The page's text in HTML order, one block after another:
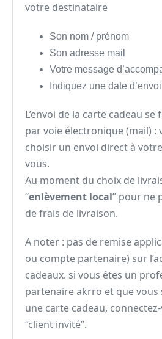
votre destinataire
Son nom / prénom
Son adresse mail
Votre message
Indiquez une date
L’envoi de la carte cadeau
par voie électronique (mail) :
choisir un envoi direct à
vous.
Au moment du choix de
“enlèvement local” pour ne
de frais de livraison.
A noter : pas de remise
ou compte partenaire) sur
cadeaux. si vous êtes un
partenaire akrro et que vous
une carte cadeau,
“client invité”.